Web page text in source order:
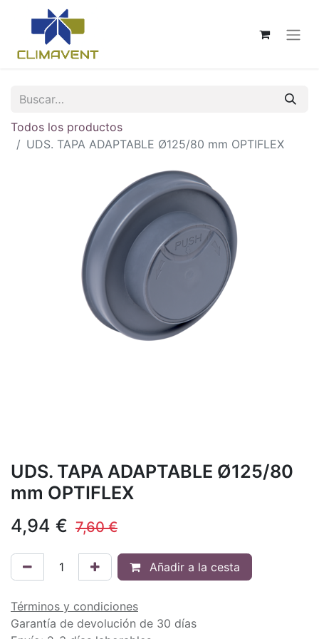
Todos los productos
UDS. TAPA ADAPTABLE Ø125/80 mm OPTIFLEX
UDS. TAPA ADAPTABLE Ø125/80
mm OPTIFLEX
4,94 € 7,60€
Añadir a la cesta
Términos y condiciones
Garantía de devolución de 30 días